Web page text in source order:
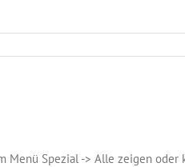
Menü Spezial -> Alle zeigen oder